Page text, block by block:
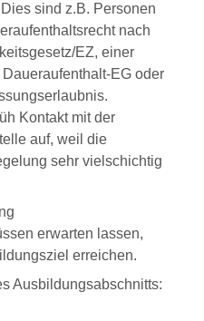
Dies sind z.B. Personen
nach
EZ, einer
EG oder
Kontakt mit der
auf, weil die
sehr vielschichtig
erwarten lassen,
erreichen.
Ausbildungsabschnitts: